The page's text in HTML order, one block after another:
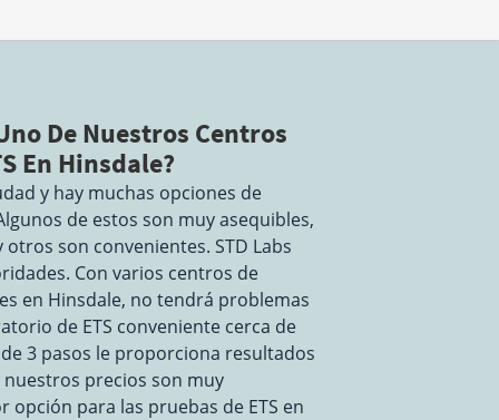
De Nuestros Centros
En Hinsdale?
y hay muchas opciones de
de estos son muy asequibles,
son convenientes. STD Labs
Con varios centros de
en Hinsdale, no tendrá problemas
de ETS conveniente cerca de
3 pasos le proporciona resultados
precios son muy
opción para las pruebas de ETS en